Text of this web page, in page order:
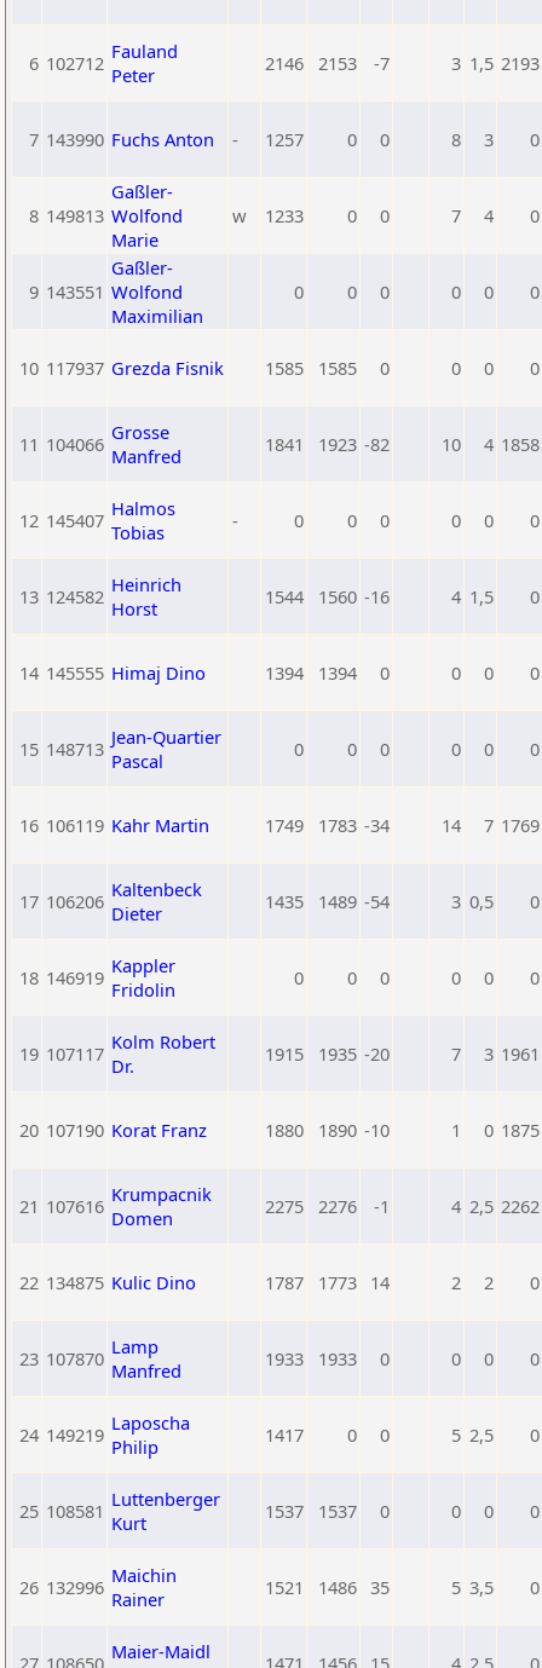
6 102712 Fauland
Peter
2146 2153 -7 3 1,5 2193
7 143990 Fuchs Anton - 1257 0 0 8 3 0
8 149813
Gaßler-
Wolfond
Marie
w 1233 0 0 7 4 0
9 143551
Gaßler-
Wolfond
Maximilian
0 0 0 0 0 0
10 117937 Grezda Fisnik 1585 1585 0 0 0 0
11 104066 Grosse
Manfred
1841 1923 -82 10 4 1858
12 145407 Halmos
Tobias
- 0 0 0 0 0 0
13 124582 Heinrich
Horst
1544 1560 -16 4 1,5 0
14 145555 Himaj Dino 1394 1394 0 0 0 0
15 148713 Jean-Quartier
Pascal
0 0 0 0 0 0
16 106119 Kahr Martin 1749 1783 -34 14 7 1769
17 106206 Kaltenbeck
Dieter
1435 1489 -54 3 0,5 0
18 146919 Kappler
Fridolin
0 0 0 0 0 0
19 107117 Kolm Robert
Dr.
1915 1935 -20 7 3 1961
20 107190 Korat Franz 1880 1890 -10 1 0 1875
21 107616 Krumpacnik
Domen
2275 2276 -1 4 2,5 2262
22 134875 Kulic Dino 1787 1773 14 2 2 0
23 107870 Lamp
Manfred
1933 1933 0 0 0 0
24 149219 Laposcha
Philip
1417 0 0 5 2,5 0
25 108581 Luttenberger
Kurt
1537 1537 0 0 0 0
26 132996 Maichin
Rainer
1521 1486 35 5 3,5 0
27 108650 Maier-Maidl
1471 1456 15 4 2,5 0